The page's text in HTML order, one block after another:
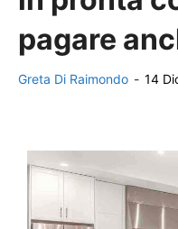
pagare
Greta Di Raimondo - 14